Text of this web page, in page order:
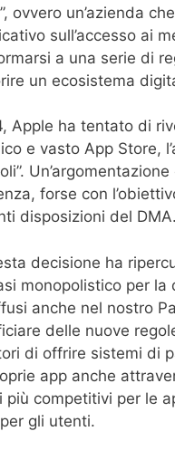
ovvero un’azienda
sull’accesso ai
a una serie di
un ecosistema
Apple ha tentato di
e vasto App Store,
forse con
disposizioni del DMA.
decisione ha
monopolistico per
anche nel nostro
delle nuove
di offrire sistemi di
app anche
competitivi per le
gli utenti.